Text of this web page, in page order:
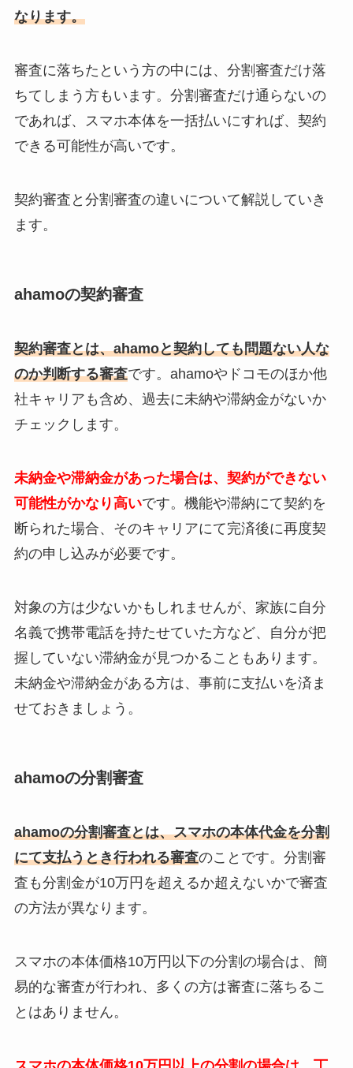
なります。
審査に落ちたという方の中には、分割審査だけ落
ちてしまう方もいます。分割審査だけ通らないの
であれば、スマホ本体を一括払いにすれば、契約
できる可能性が高いです。
契約審査と分割審査の違いについて解説していき
ます。
ahamoの契約審査
契約審査とは、ahamoと契約しても問題ない人な
のか判断する審査です。ahamoやドコモのほか他
社キャリアも含め、過去に未納や滞納金がないか
チェックします。
未納金や滞納金があった場合は、契約ができない
可能性がかなり高いです。機能や滞納にて契約を
断られた場合、そのキャリアにて完済後に再度契
約の申し込みが必要です。
対象の方は少ないかもしれませんが、家族に自分
名義で携帯電話を持たせていた方など、自分が把
握していない滞納金が見つかることもあります。
未納金や滞納金がある方は、事前に支払いを済ま
せておきましょう。
ahamoの分割審査
ahamoの分割審査とは、スマホの本体代金を分割
にて支払うとき行われる審査のことです。分割審
査も分割金が10万円を超えるか超えないかで審査
の方法が異なります。
スマホの本体価格10万円以下の分割の場合は、簡
易的な審査が行われ、多くの方は審査に落ちるこ
とはありません。